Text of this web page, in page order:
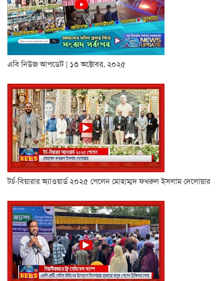
এবি নিউজ আপডেট | ১৩ অক্টোবর, ২০২৫
টর্চ-বিয়ারার অ্যাওয়ার্ড ২০২৫ পেলেন মোহাম্মদ ফখরুল ইসলাম দেলোয়ার